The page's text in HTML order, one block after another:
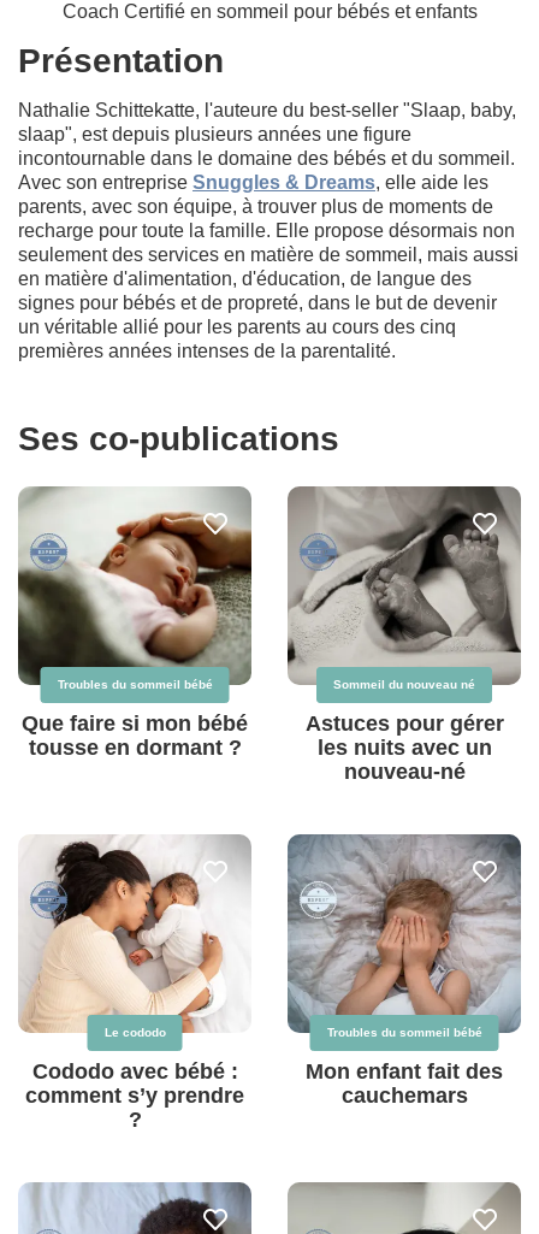
Coach Certifié en sommeil pour bébés et enfants
Présentation
Nathalie Schittekatte, l'auteure du best-seller "Slaap, baby,
slaap", est depuis plusieurs années une figure
incontournable dans le domaine des bébés et du sommeil.
Avec son entreprise Snuggles & Dreams, elle aide les
parents, avec son équipe, à trouver plus de moments de
recharge pour toute la famille. Elle propose désormais non
seulement des services en matière de sommeil, mais aussi
en matière d'alimentation, d'éducation, de langue des
signes pour bébés et de propreté, dans le but de devenir
un véritable allié pour les parents au cours des cinq
premières années intenses de la parentalité.
Ses co-publications
Troubles du sommeil bébé
Que faire si mon bébé
tousse en dormant ?
Sommeil du nouveau né
Astuces pour gérer
les nuits avec un
nouveau-né
Le cododo
Cododo avec bébé :
comment s’y prendre
?
Troubles du sommeil bébé
Mon enfant fait des
cauchemars